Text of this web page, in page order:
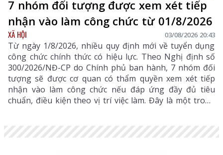
7 nhóm đối tượng được xem xét tiếp
nhận vào làm công chức từ 01/8/2026
XÃ HỘI 03/08/2026 20:43
Từ ngày 1/8/2026, nhiều quy định mới về tuyển dụng
công chức chính thức có hiệu lực. Theo Nghị định số
300/2026/NĐ-CP do Chính phủ ban hành, 7 nhóm đối
tượng sẽ được cơ quan có thẩm quyền xem xét tiếp
nhận vào làm công chức nếu đáp ứng đầy đủ tiêu
chuẩn, điều kiện theo vị trí việc làm. Đây là một trong